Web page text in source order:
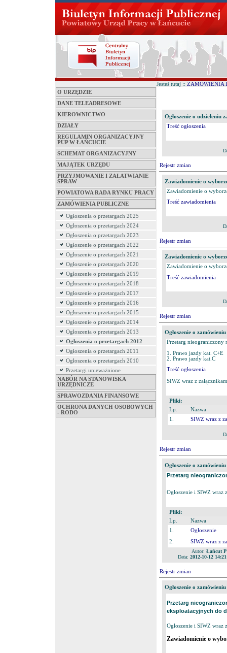
O URZĘDZIE
DANE TELEADRESOWE
KIEROWNICTWO
DZIAŁY
REGULAMIN ORGANIZACYJNY
PUP W ŁAŃCUCIE
SCHEMAT ORGANIZACYJNY
MAJĄTEK URZĘDU
PRZYJMOWANIE I ZAŁATWIANIE
SPRAW
POWIATOWA RADA RYNKU PRACY
ZAMÓWIENIA PUBLICZNE
Ogłoszenia o przetargach 2025
Ogłoszenia o przetargach 2024
Ogłoszenia o przetargach 2023
Ogłoszenie o przetargach 2022
Ogłoszenie o przetargach 2021
Ogłoszenie o przetargach 2020
Ogłoszenie o przetargach 2019
Ogłoszenie o przetargach 2018
Ogłoszenie o przetargach 2017
Ogłoszenie o przetargach 2016
Ogłoszenie o przetargach 2015
Ogłoszenie o przetargach 2014
Ogłoszenia o przetargach 2013
Ogłoszenia o przetargach 2012
Ogłoszenia o przetargach 2011
Ogłoszenia o przetargach 2010
Przetargi unieważnione
NABÓR NA STANOWISKA
URZĘDNICZE
SPRAWOZDANIA FINANSOWE
OCHRONA DANYCH OSOBOWYCH
- RODO
Jesteś tutaj :: ZAMÓWIENIA
Ogłoszenie o udzieleniu
Treść ogłoszenia
Rejestr zmian
Zawiadomienie o
Zawiadomienie o
Treść zawiadomienia
Rejestr zmian
Zawiadomienie o
Zawiadomienie o
Treść zawiadomienia
Rejestr zmian
Ogłoszenie o
Przetarg nieograniczony
1. Prawo jazdy kat. C+E
2. Prawo jazdy kat.C
Treść ogłoszenia
SIWZ wraz z
Pliki:
Lp.
Nazwa
1.
SIWZ wraz z
Rejestr zmian
Ogłoszenie o
Przetarg
Ogłoszenie i SIWZ wraz
Pliki:
Lp.
Nazwa
1.
Ogłoszenie
2.
SIWZ wraz z
Autor: Łańcut
Data: 2012-10-12
Rejestr zmian
Ogłoszenie o
Przetarg
eksploatacyjnych do
Ogłoszenie i SIWZ wraz
Zawiadomienie o